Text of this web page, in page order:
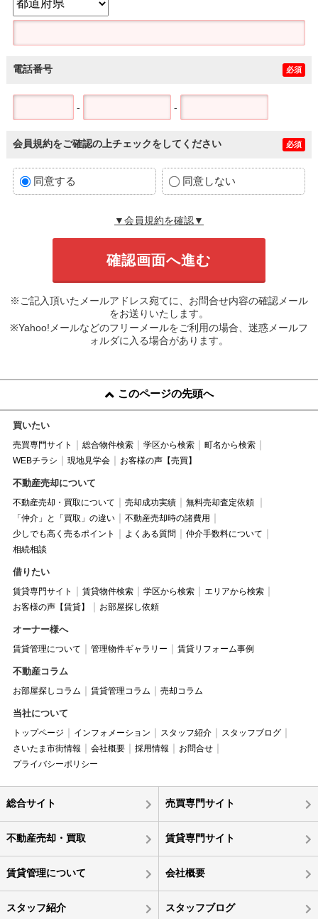
電話番号 必須
- -
会員規約をご確認の上チェックをしてください 必須
同意する 同意しない
▼会員規約を確認▼
※ご記入頂いたメールアドレス宛てに、お問合せ内容の確認メール
をお送りいたします。
※Yahoo!メールなどのフリーメールをご利用の場合、迷惑メールフ
ォルダに入る場合があります。
このページの先頭へ
買いたい
売買専門サイト 総合物件検索 学区から検索
町名から検索
WEBチラシ
現地見学会 お客様の声【売買】
不動産売却について
不動産売却・買取について 売却成功実績
無料売却査定依頼
「仲介」と「買取」の違い
不動産売却時の諸費用
少しでも高く売るポイント
よくある質問
仲介手数料について
相続相談
借りたい
賃貸専門サイト 賃貸物件検索 学区から検索
エリアから検索
お客様の声【賃貸】
お部屋探し依頼
オーナー様へ
賃貸管理について 管理物件ギャラリー 賃貸リフォーム事例
不動産コラム
お部屋探しコラム 賃貸管理コラム 売却コラム
当社について
トップページ インフォメーション スタッフ紹介
スタッフブログ
さいたま市街情報
会社概要 採用情報
お問合せ
プライバシーポリシー
総合サイト 売買専門サイト
不動産売却・買取 賃貸専門サイト
賃貸管理について 会社概要
スタッフ紹介 スタッフブログ